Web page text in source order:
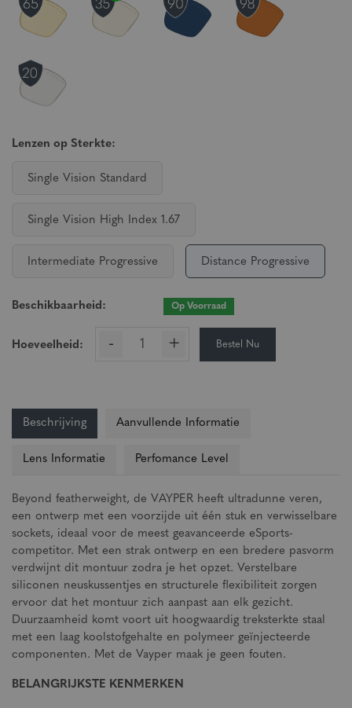
Lenzen op Sterkte:
Single Vision Standard
Single Vision High Index 1.67
Intermediate Progressive Distance Progressive
Beschikbaarheid: Op Voorraad
Hoeveelheid: - + Bestel Nu
Beschrijving Aanvullende Informatie
Lens Informatie Perfomance Level
Beyond featherweight, de VAYPER heeft ultradunne veren,
een ontwerp met een voorzijde uit één stuk en verwisselbare
sockets, ideaal voor de meest geavanceerde eSports-
competitor. Met een strak ontwerp en een bredere pasvorm
verdwijnt dit montuur zodra je het opzet. Verstelbare
siliconen neuskussentjes en structurele flexibiliteit zorgen
ervoor dat het montuur zich aanpast aan elk gezicht.
Duurzaamheid komt voort uit hoogwaardig treksterkte staal
met een laag koolstofgehalte en polymeer geïnjecteerde
componenten. Met de Vayper maak je geen fouten.
BELANGRIJKSTE KENMERKEN